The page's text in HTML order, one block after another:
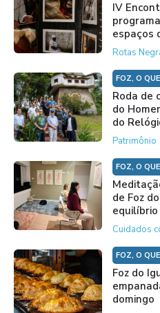
IV
espaços
Rotas
FOZ, O
Roda de
do
do
Patrimônio
FOZ, O
de Foz
equilíbrio
Cuidados
FOZ, O
Foz do
domingo